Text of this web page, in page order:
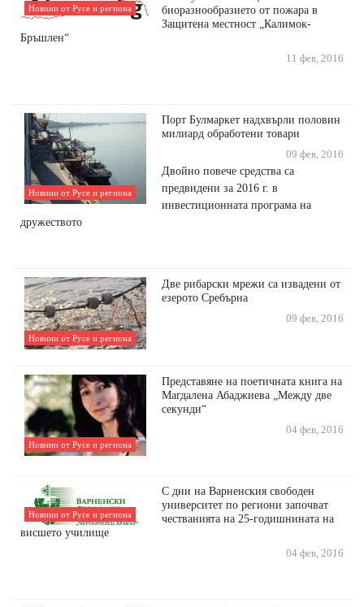
Новини от Русе и региона
биоразнообразието от пожара в
Защитена местност „Калимок-
Бръшлен“
11 фев, 2016
Новини от Русе и региона
Порт Булмаркет надхвърли половин
милиард обработени товари
09 фев, 2016
Двойно повече средства са
предвидени за 2016 г. в
инвестиционната програма на
дружеството
Новини от Русе и региона
Две рибарски мрежи са извадени от
езерото Сребърна
09 фев, 2016
Новини от Русе и региона
Представяне на поетичната книга на
Магдалена Абаджиева „Между две
секунди“
04 фев, 2016
Новини от Русе и региона
С дни на Варненския свободен
университет по региони започват
честванията на 25-годишнината на
висшето училище
04 фев, 2016